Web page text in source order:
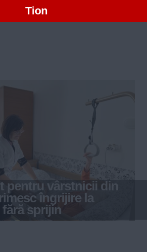
Tion
pentru vârstnicii din
îngrijire la
sprijin